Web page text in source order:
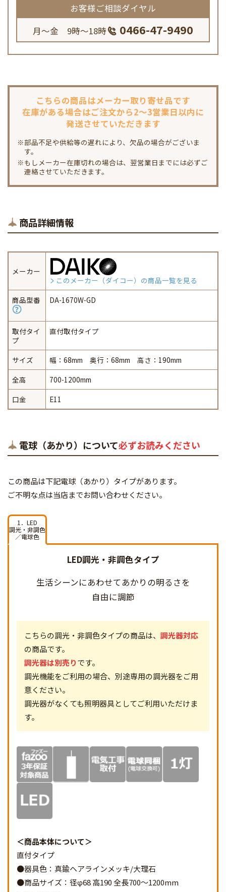
お客様ご相談ダイヤル
月～金 9時～18時
0466-47-9490
こちらの商品はメーカー取り寄せ品です
在庫がある場合はご注文から2～3営業日以内に
発送させていただきます
※部品不足や供給等の遅れにより、欠品の場合がございま
す。
※もしメーカー在庫切れの場合は、翌営業日までには必ずご
連絡させていただきます。
商品詳細情報
メーカー
このメーカー（ダイコー）の商品一覧を見る
商品型番
DA-1670W-GD
取付タイ
プ
直付取付タイプ
サイズ
幅：68mm 奥行：68mm 高さ：190mm
全高
700-1200mm
口金
E11
電球（あかり）について必ずお読みください
この商品は下記電球（あかり）タイプがあります。
ご不明な点は当店までお問い合わせください。
1．LED
調光・非調色
／電球色
LED調光・非調色タイプ
生活シーンにあわせてあかりの明るさを
自由に調節
こちらの調光・非調色タイプの商品は、 調光器対応
の商品です。
調光器は別売りです。
調光機能をご利用の場合、別途専用の調光器をご用
意ください。
調光器がなくても照明器具としてご利用いただけま
す。
商品本体について
直付タイプ
●器具色：真鍮ヘアラインメッキ/大理石
●商品サイズ：径φ68 高190 全長700～1200mm